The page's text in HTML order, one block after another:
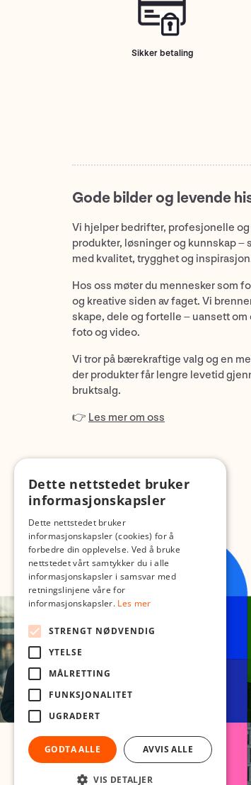
Sikker betaling
Gode bilder og levende
Vi hjelper bedrifter, profesjonelle
produkter, løsninger og kunnskap –
med kvalitet, trygghet og
Hos oss møter du mennesker som
og kreative siden av faget. Vi
skape, dele og fortelle – uansett om
foto og video.
Vi tror på bærekraftige valg og en
der produkter får lengre levetid
bruktsalg.
👉 Les mer om oss
Dette nettstedet bruker
informasjonskapsler
Dette nettstedet bruker
informasjonskapsler (cookies) for å
forbedre din opplevelse. Ved å bruke
nettstedet vårt samtykker du i alle
informasjonskapsler i samsvar med
retningslinjene våre for
informasjonskapsler. Les mer
STRENGT NØDVENDIG
YTELSE
MÅLRETTING
FUNKSJONALITET
UGRADERT
GODTA ALLE AVVIS ALLE
VIS DETALJER